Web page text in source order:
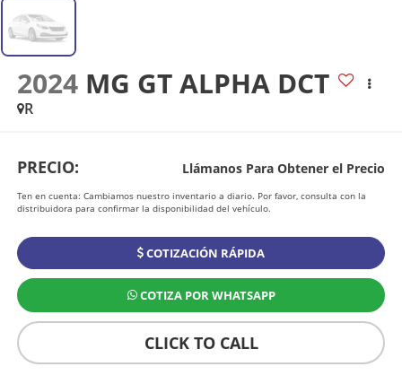
2024 MG GT ALPHA DCT
R
PRECIO: Llámanos Para Obtener el Precio
Ten en cuenta: Cambiamos nuestro inventario a diario. Por favor, consulta con la
distribuidora para confirmar la disponibilidad del vehículo.
COTIZACIÓN RÁPIDA
COTIZA POR WHATSAPP
CLICK TO CALL